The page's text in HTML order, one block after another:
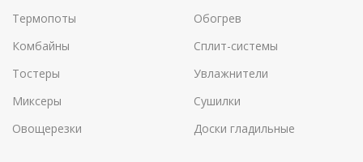
Термопоты
Комбайны
Тостеры
Миксеры
Овощерезки
Обогрев
Сплит-системы
Увлажнители
Сушилки
Доски гладильные